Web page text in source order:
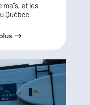
maïs, et les
Québec